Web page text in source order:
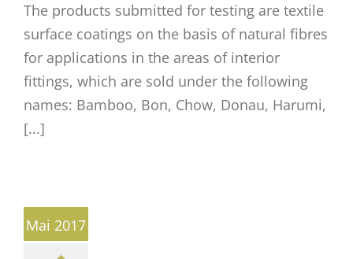
The products submitted for testing are textile
surface coatings on the basis of natural fibres
for applications in the areas of interior
fittings, which are sold under the following
names: Bamboo, Bon, Chow, Donau, Harumi,
[...]
Mai 2017